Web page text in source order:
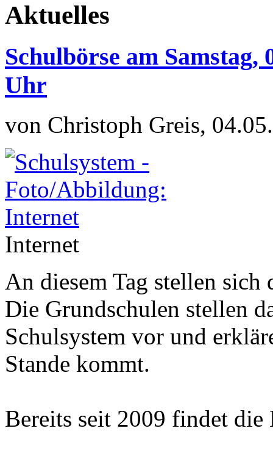
Aktuelles
Schulbörse am Samstag,
Uhr
von Christoph Greis,
Internet
An diesem Tag stellen
Die Grundschulen stellen
Schulsystem vor und
Stande kommt.
Bereits seit 2009 findet die